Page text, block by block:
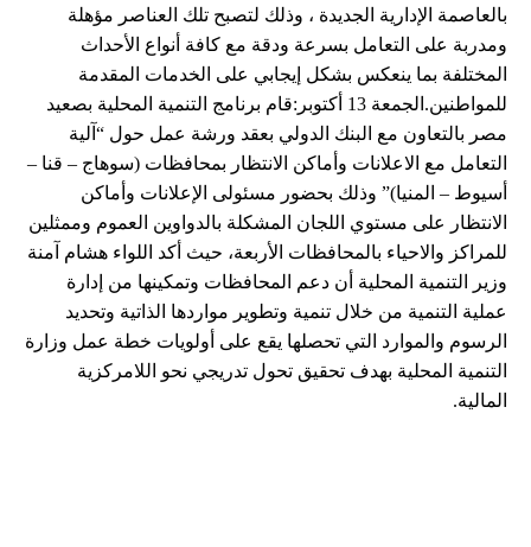
بالعاصمة الإدارية الجديدة ، وذلك لتصبح تلك العناصر مؤهلة
ومدربة على التعامل بسرعة ودقة مع كافة أنواع الأحداث
المختلفة بما ينعكس بشكل إيجابي على الخدمات المقدمة
للمواطنين.الجمعة 13 أكتوبر:قام برنامج التنمية المحلية بصعيد
مصر بالتعاون مع البنك الدولي بعقد ورشة عمل حول “آلية
التعامل مع الاعلانات وأماكن الانتظار بمحافظات (سوهاج – قنا –
أسيوط – المنيا)” وذلك بحضور مسئولى الإعلانات وأماكن
الانتظار على مستوي اللجان المشكلة بالدواوين العموم وممثلين
للمراكز والاحياء بالمحافظات الأربعة، حيث أكد اللواء هشام آمنة
وزير التنمية المحلية أن دعم المحافظات وتمكينها من إدارة
عملية التنمية من خلال تنمية وتطوير مواردها الذاتية وتحديد
الرسوم والموارد التي تحصلها يقع على أولويات خطة عمل وزارة
التنمية المحلية بهدف تحقيق تحول تدريجي نحو اللامركزية
المالية.